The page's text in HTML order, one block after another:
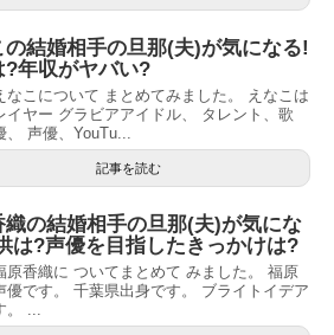
の結婚相手の旦那(夫)が気になる!
?年収がヤバい?
なこについて まとめてみました。 えなこは
イヤー グラビアアイドル、 タレント、歌
、 声優、YouTu...
記事を読む
織の結婚相手の旦那(夫)が気にな
は?声優を目指したきっかけは?
原香織に ついてまとめて みました。 福原
優です。 千葉県出身です。 ブライトイデア
。 ...